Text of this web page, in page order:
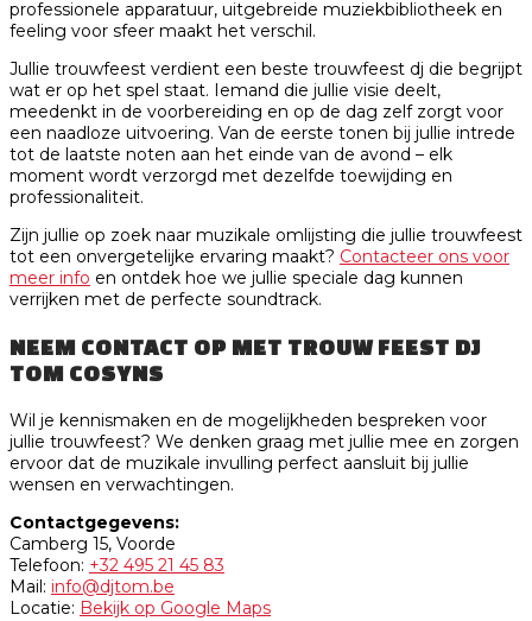
professionele apparatuur, uitgebreide muziekbibliotheek en
feeling voor sfeer maakt het verschil.
Jullie trouwfeest verdient een beste trouwfeest dj die begrijpt
wat er op het spel staat. Iemand die jullie visie deelt,
meedenkt in de voorbereiding en op de dag zelf zorgt voor
een naadloze uitvoering. Van de eerste tonen bij jullie intrede
tot de laatste noten aan het einde van de avond – elk
moment wordt verzorgd met dezelfde toewijding en
professionaliteit.
Zijn jullie op zoek naar muzikale omlijsting die jullie trouwfeest
tot een onvergetelijke ervaring maakt? Contacteer ons voor
meer info en ontdek hoe we jullie speciale dag kunnen
verrijken met de perfecte soundtrack.
NEEM CONTACT OP MET TROUW FEEST DJ
TOM COSYNS
Wil je kennismaken en de mogelijkheden bespreken voor
jullie trouwfeest? We denken graag met jullie mee en zorgen
ervoor dat de muzikale invulling perfect aansluit bij jullie
wensen en verwachtingen.
Contactgegevens:
Camberg 15, Voorde
Telefoon: +32 495 21 45 83
Mail: info@djtom.be
Locatie: Bekijk op Google Maps